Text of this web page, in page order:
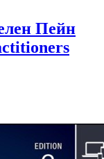
Пейн